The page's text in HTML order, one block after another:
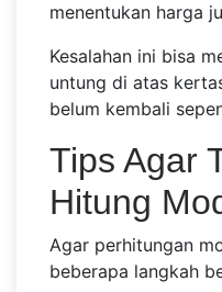
menentukan harga
Kesalahan ini bisa
untung di atas
belum kembali
Tips Agar
Hitung
Agar perhitungan
beberapa langkah